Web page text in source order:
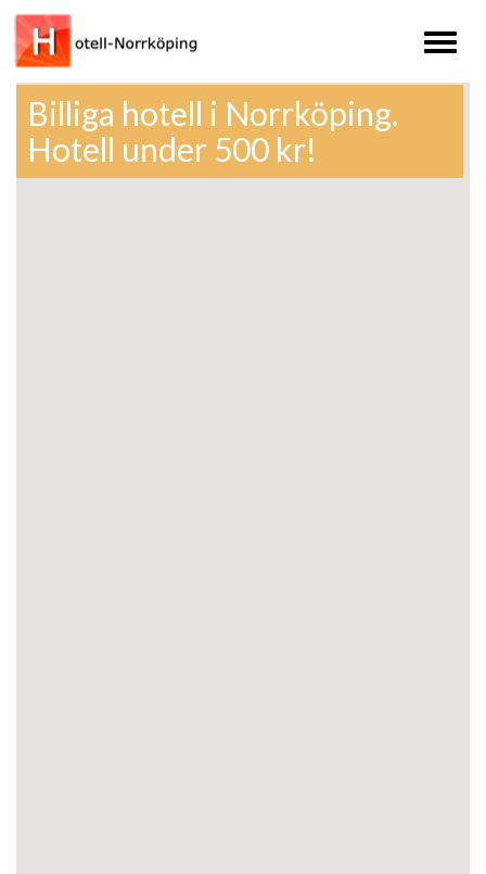
Toggle
Billiga hotell i Norrköping.
Hotell under 500 kr!